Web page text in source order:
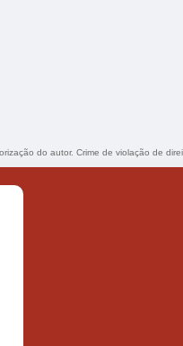
do autor. Crime de violação de